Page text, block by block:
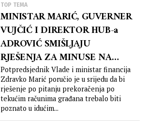
TOP TEMA
MINISTAR MARIĆ, GUVERNER
VUJČIĆ I DIREKTOR HUB-a
ADROVIĆ SMIŠLJAJU
RJEŠENJA ZA MINUSE NA
RAČUNIMA: Rješenje po
pitanju prekoračenja bit će
poznato u idućim danima i
tjednima
Potpredsjednik Vlade i ministar financija
Zdravko Marić poručio je u srijedu da bi
rješenje po pitanju prekoračenja po
tekućim računima građana trebalo biti
poznato u idućim...